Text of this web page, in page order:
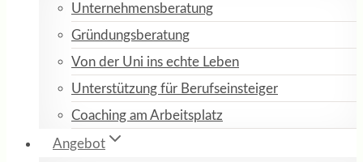
Unternehmensberatung
Gründungsberatung
Von der Uni ins echte Leben
Unterstützung für Berufseinsteiger
Coaching am Arbeitsplatz
Angebot